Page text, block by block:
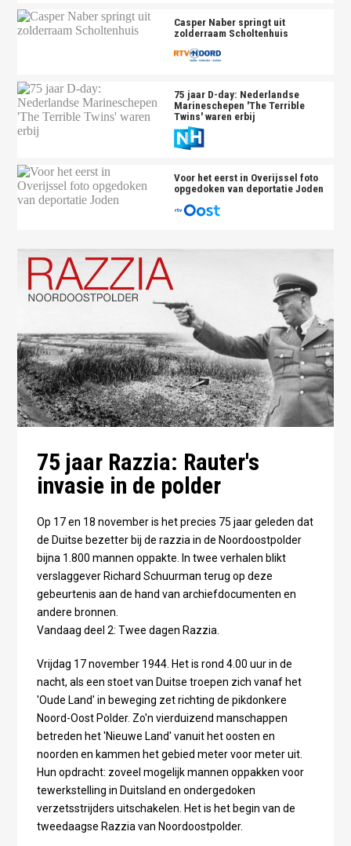
Casper Naber springt uit
zolderraam Scholtenhuis
75 jaar D-day: Nederlandse
Marineschepen 'The Terrible
Twins' waren erbij
Voor het eerst in Overijssel foto
opgedoken van deportatie Joden
75 jaar Razzia: Rauter's
invasie in de polder
Op 17 en 18 november is het precies 75 jaar geleden dat
de Duitse bezetter bij de razzia in de Noordoostpolder
bijna 1.800 mannen oppakte. In twee verhalen blikt
verslaggever Richard Schuurman terug op deze
gebeurtenis aan de hand van archiefdocumenten en
andere bronnen.
Vandaag deel 2: Twee dagen Razzia.
Vrijdag 17 november 1944. Het is rond 4.00 uur in de
nacht, als een stoet van Duitse troepen zich vanaf het
'Oude Land' in beweging zet richting de pikdonkere
Noord-Oost Polder. Zo'n vierduizend manschappen
betreden het 'Nieuwe Land' vanuit het oosten en
noorden en kammen het gebied meter voor meter uit.
Hun opdracht: zoveel mogelijk mannen oppakken voor
tewerkstelling in Duitsland en ondergedoken
verzetsstrijders uitschakelen. Het is het begin van de
tweedaagse Razzia van Noordoostpolder.